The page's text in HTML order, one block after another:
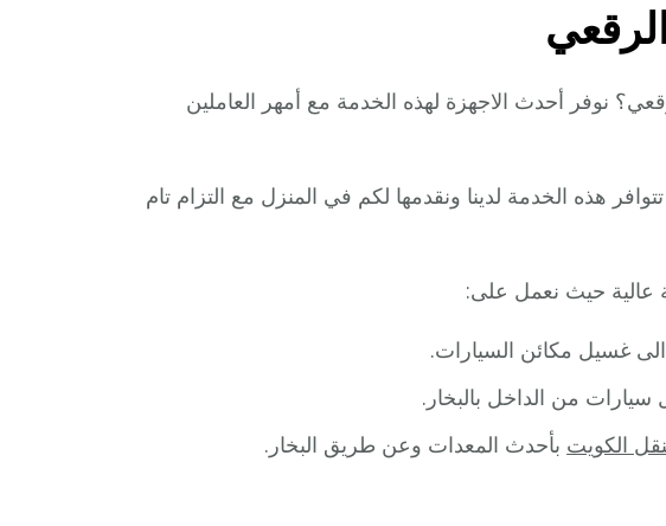
نوفر أحدث الاجهزة لهذه الخدمة مع أمهر العاملين
هذه الخدمة لدينا ونقدمها لكم في المنزل مع التزام تام
عالية حيث نعمل على:
غسيل مكائن السيارات.
من الداخل بالبخار.
الكويت بأحدث المعدات وعن طريق البخار.